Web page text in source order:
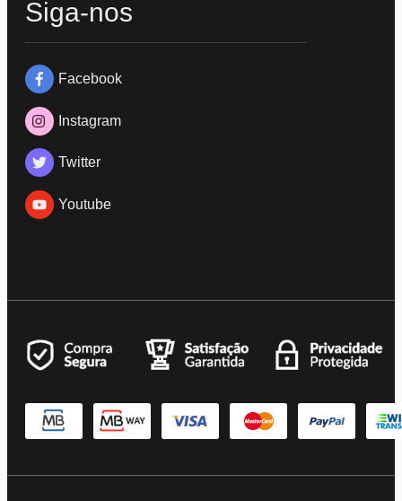
Siga-nos
Facebook
Instagram
Twitter
Youtube